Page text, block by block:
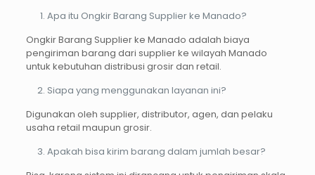
Apa itu Ongkir Barang Supplier ke Manado?
Ongkir Barang Supplier ke Manado adalah biaya
pengiriman barang dari supplier ke wilayah Manado
untuk kebutuhan distribusi grosir dan retail.
Siapa yang menggunakan layanan ini?
Digunakan oleh supplier, distributor, agen, dan pelaku
usaha retail maupun grosir.
Apakah bisa kirim barang dalam jumlah besar?